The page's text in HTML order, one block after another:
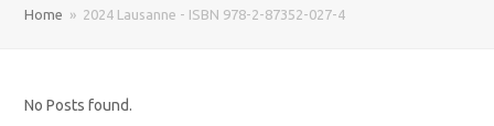
Home » 2024 Lausanne - ISBN 978-2-87352-027-4
No Posts found.